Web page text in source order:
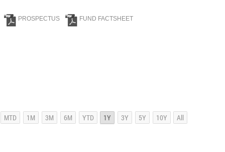
PROSPECTUS FUND FACTSHEET